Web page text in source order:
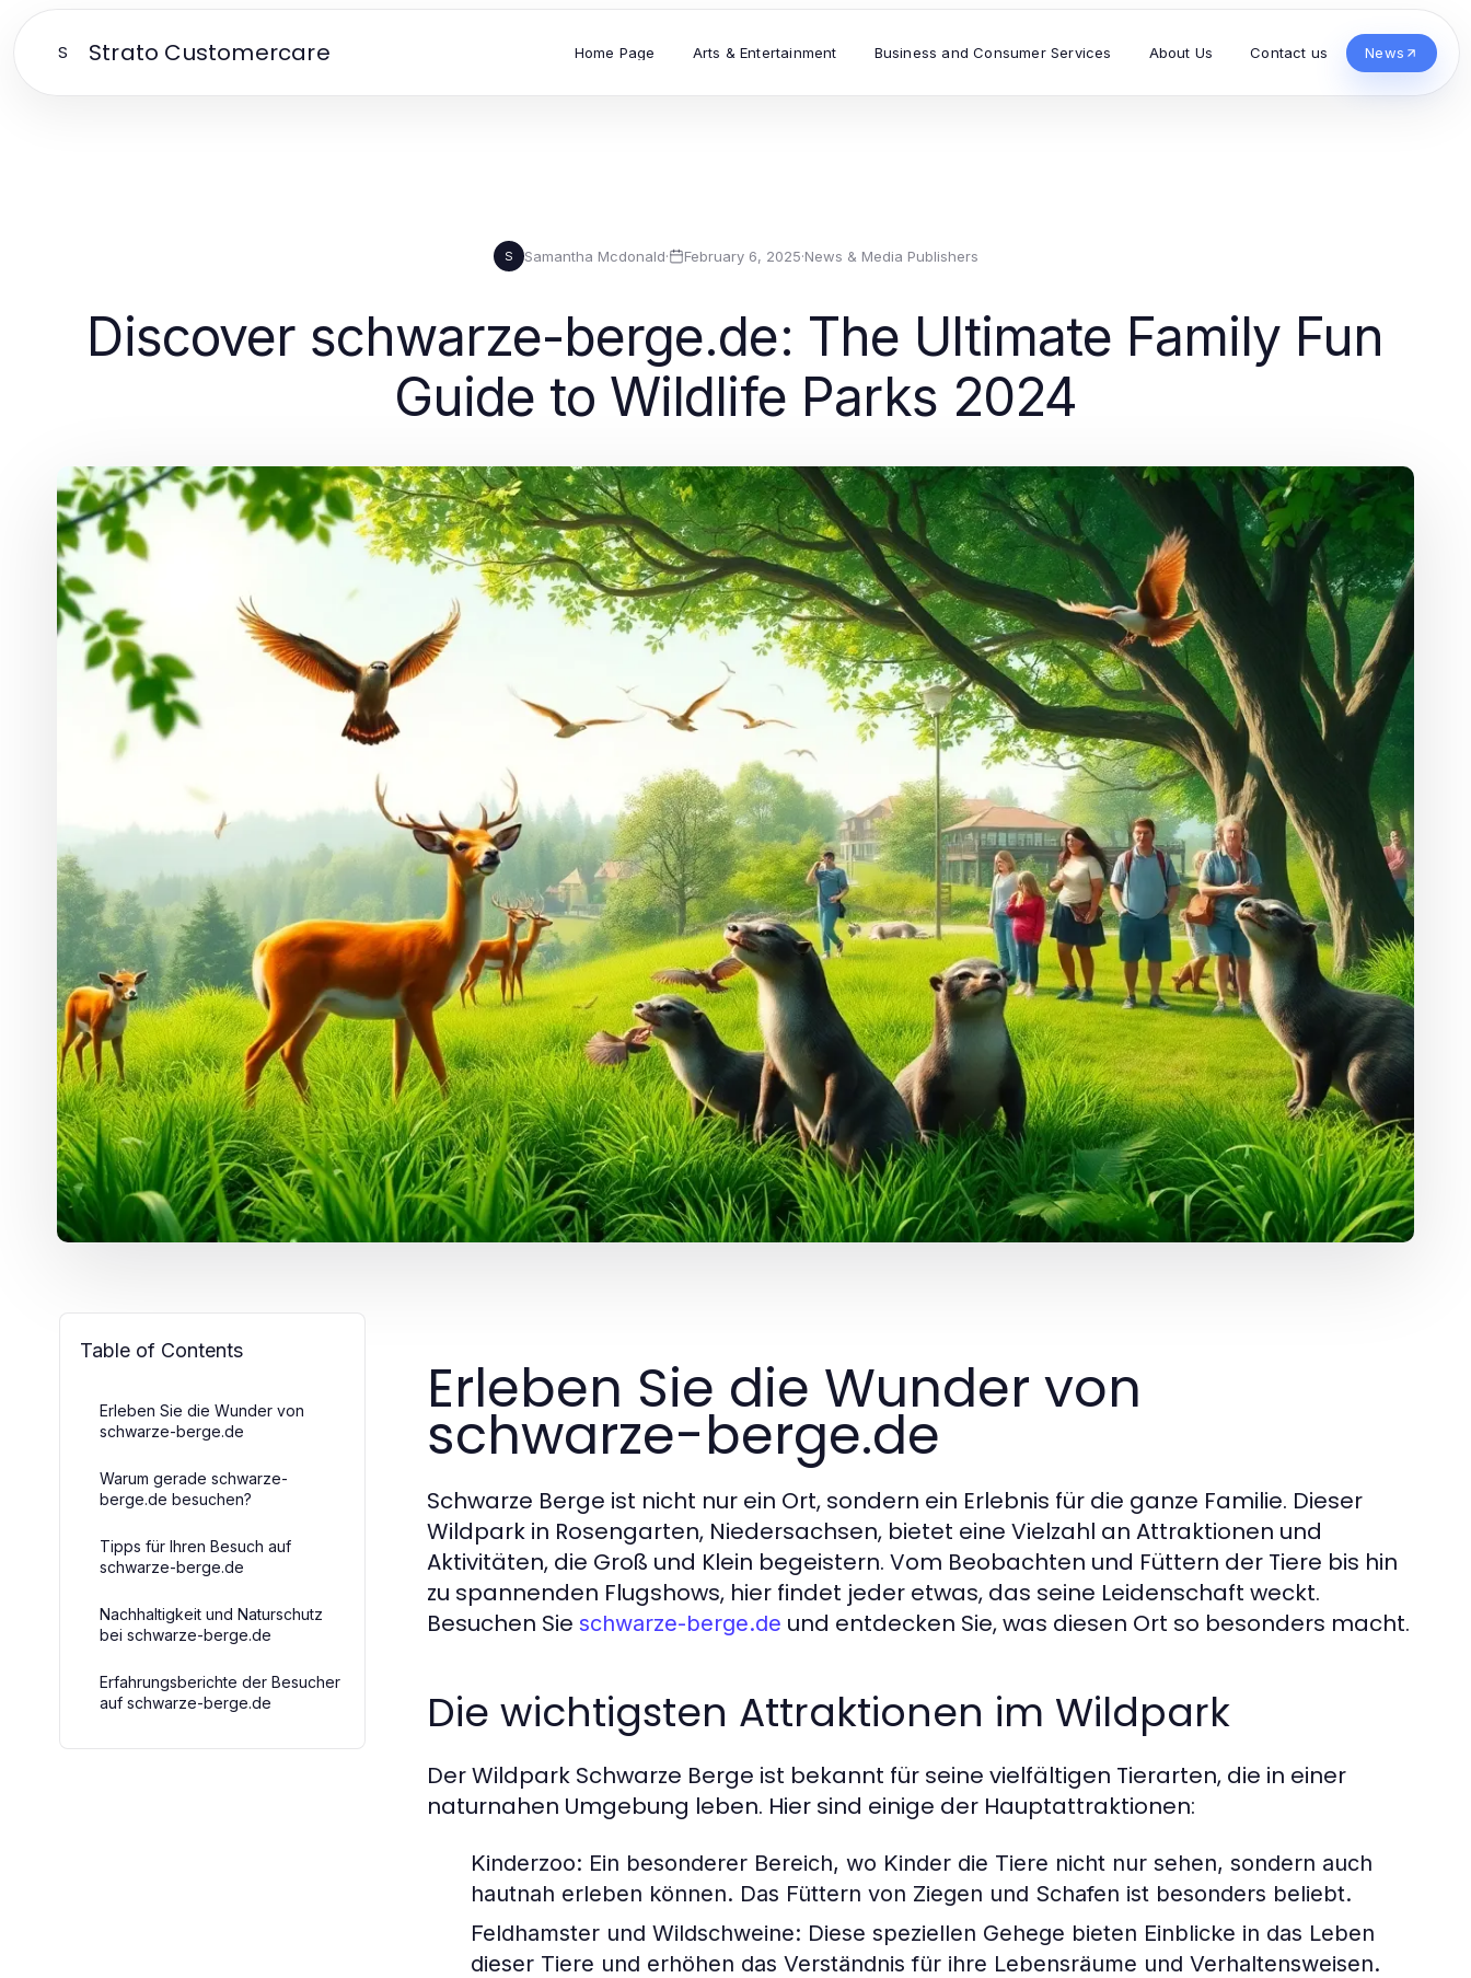
S Strato Customercare Home Page Arts & Entertainment Business and Consumer Services About Us Contact us News
S Samantha Mcdonald· February 6, 2025·News & Media Publishers
Discover schwarze-berge.de: The Ultimate Family Fun
Guide to Wildlife Parks 2024
Table of Contents
Erleben Sie die Wunder von
schwarze-berge.de
Warum gerade schwarze-
berge.de besuchen?
Tipps für Ihren Besuch auf
schwarze-berge.de
Nachhaltigkeit und Naturschutz
bei schwarze-berge.de
Erfahrungsberichte der Besucher
auf schwarze-berge.de
Erleben Sie die Wunder von
schwarze-berge.de
Schwarze Berge ist nicht nur ein Ort, sondern ein Erlebnis für die ganze Familie. Dieser
Wildpark in Rosengarten, Niedersachsen, bietet eine Vielzahl an Attraktionen und
Aktivitäten, die Groß und Klein begeistern. Vom Beobachten und Füttern der Tiere bis hin
zu spannenden Flugshows, hier findet jeder etwas, das seine Leidenschaft weckt.
Besuchen Sie schwarze-berge.de und entdecken Sie, was diesen Ort so besonders macht.
Die wichtigsten Attraktionen im Wildpark
Der Wildpark Schwarze Berge ist bekannt für seine vielfältigen Tierarten, die in einer
naturnahen Umgebung leben. Hier sind einige der Hauptattraktionen:
Kinderzoo: Ein besonderer Bereich, wo Kinder die Tiere nicht nur sehen, sondern auch
hautnah erleben können. Das Füttern von Ziegen und Schafen ist besonders beliebt.
Feldhamster und Wildschweine: Diese speziellen Gehege bieten Einblicke in das Leben
dieser Tiere und erhöhen das Verständnis für ihre Lebensräume und Verhaltensweisen.